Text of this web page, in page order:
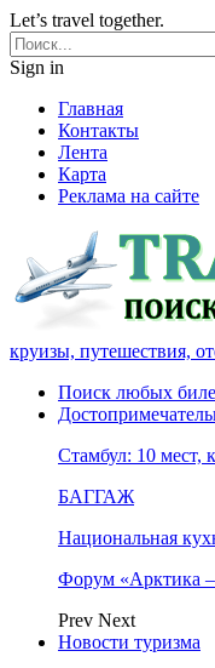
Let’s travel together.
Sign in
Главная
Контакты
Лента
Карта
Реклама на сайте
круизы, путешествия,
Поиск любых
Стамбул: 10 мест,
БАГГАЖ
Национальная
Форум «Арктика
Prev Next
Новости туризма